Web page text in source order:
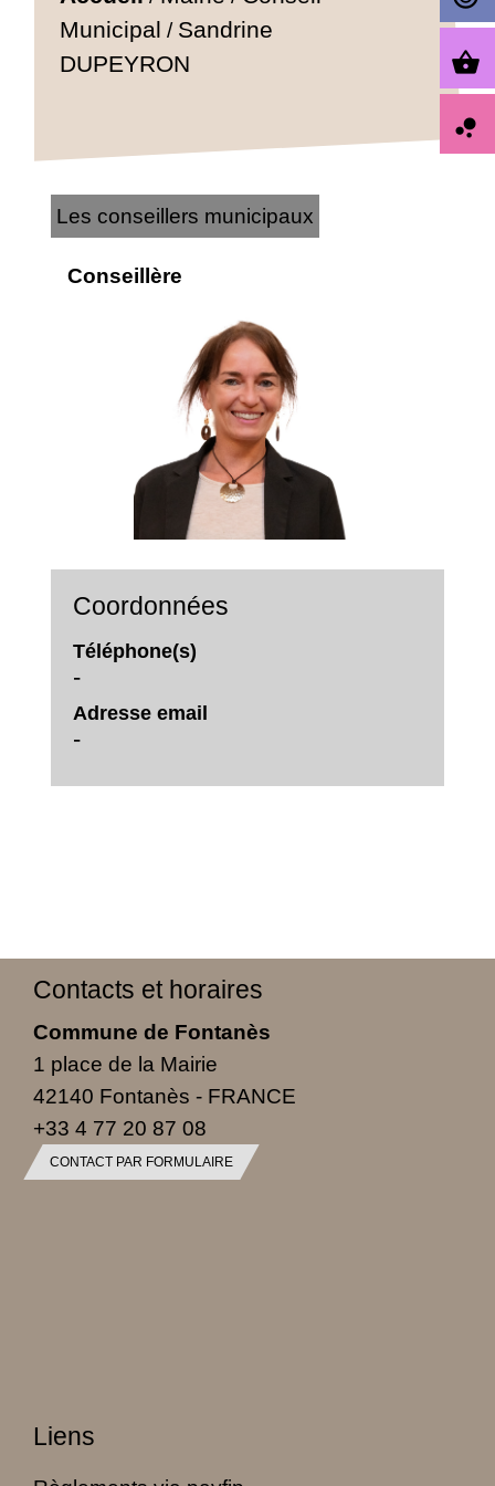
Municipal / Sandrine
DUPEYRON
Les conseillers municipaux
Conseillère
Coordonnées
Téléphone(s)
-
Adresse email
-
shopping_basket
bubble_chart
Contacts et horaires
Commune de Fontanès
1 place de la Mairie
42140 Fontanès - FRANCE
+33 4 77 20 87 08
CONTACT PAR FORMULAIRE
Liens